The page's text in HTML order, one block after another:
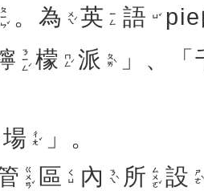
ㄆㄧㄣˇ 。 為 ㄨㄟˊ 英 ㄧㄥ 語 ㄩˇ pie
ㄋㄧㄥˊ 檬 ㄇㄥˊ 派 ㄆㄞˋ 」、「
場 ㄔㄤˇ
」。
ㄍㄨㄢˇ 區 ㄑㄩ 內 ㄋㄟˋ 所 ㄙㄨㄛˇ 設 ㄕㄜˋ